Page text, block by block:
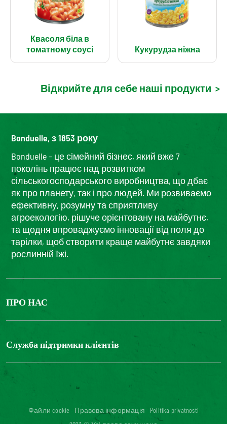
Квасоля біла в
томатному соусі
Кукурудза ніжна
Відкрийте для себе наші продукти >
Bonduelle, з 1853 року
Bonduelle – це сімейний бізнес, який вже 7
поколінь працює над розвитком
сільськогосподарського виробництва, що дбає
як про планету, так і про людей. Ми розвиваємо
ефективну, розумну та сприятливу
агроекологію, рішуче орієнтовану на майбутнє,
та щодня впроваджуємо інновації від поля до
тарілки, щоб створити краще майбутнє завдяки
рослинній їжі.
ПРО НАС
The Bonduelle group
Служба підтримки клієнтів
Зв'яжіться з нами
Цифрова доступність: невідповідність
Файли cookie Правова інформація
Politika privatnosti